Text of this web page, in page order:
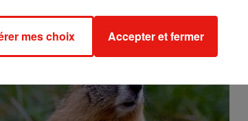
mes choix Accepter et fermer